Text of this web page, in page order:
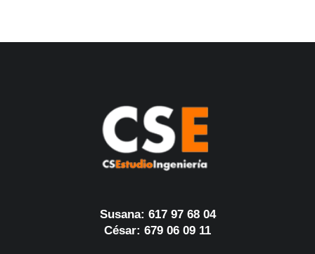
Susana: 617 97 68 04
César: 679 06 09 11